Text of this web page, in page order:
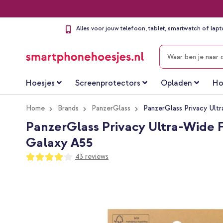
Alles voor jouw telefoon, tablet, smartwatch of
ZOEKEN
Hoesjes Screenprotectors Opladen
Home Brands PanzerGlass PanzerGlass Privacy
PanzerGlass Privacy Ultra-
Galaxy A55
Waardering:
80
100
43 reviews